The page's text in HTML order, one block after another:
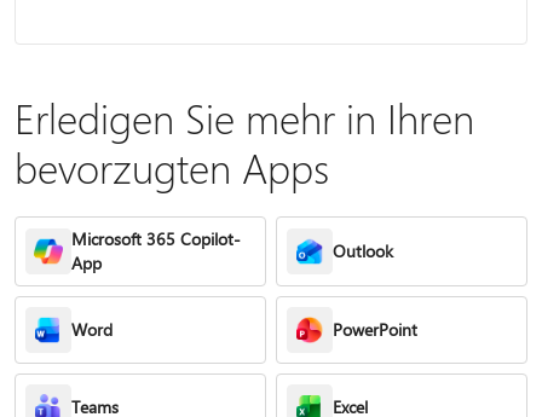
Erledigen Sie mehr in Ihren
bevorzugten Apps
Microsoft 365 Copilot-
App
Outlook
Word PowerPoint
Teams Excel